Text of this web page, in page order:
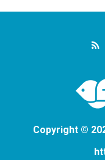
Copyright ©